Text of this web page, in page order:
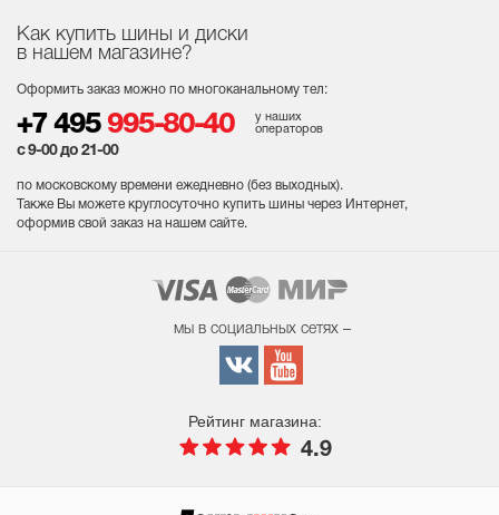
Как купить шины и диски
в нашем магазине?
Оформить заказ можно по многоканальному тел:
+7 495 995-80-40
у наших
операторов
с 9-00 до 21-00
по московскому времени ежедневно (без выходных).
Также Вы можете круглосуточно купить шины через Интернет,
оформив свой заказ на нашем сайте.
мы в социальных сетях –
Рейтинг магазина:
4.9